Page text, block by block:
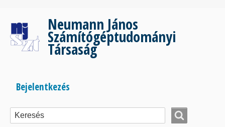
tartalomra
Neumann János
Számítógéptudományi
Társaság
Bejelentkezés
menüje
Bejelentkezés